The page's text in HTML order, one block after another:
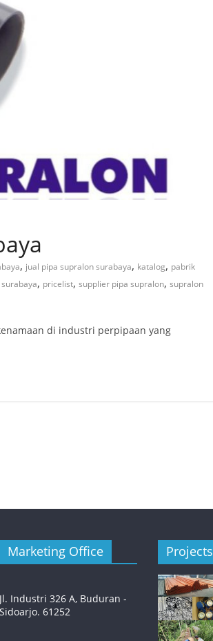
, jual pipa supralon surabaya, katalog, pabrik
, pricelist, supplier pipa supralon, supralon
di industri perpipaan yang
Marketing Office
Jl. Industri 326 A, Buduran -
Sidoarjo. 61252
Projects